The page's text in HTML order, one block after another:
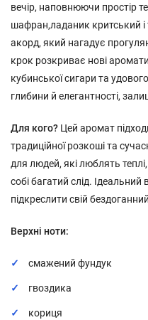
вечір, наповнюючи простір
шафран,ладаник критський
акорд, який нагадує
крок розкриває нові аромати
кубинської сигари та
глибини й елегантності,
Для кого? Цей аромат
традиційної розкоші та
для людей, які люблять
собі багатий слід. Ідеальний
підкреслити свій
Верхні ноти:
смажений фундук
гвоздика
кориця